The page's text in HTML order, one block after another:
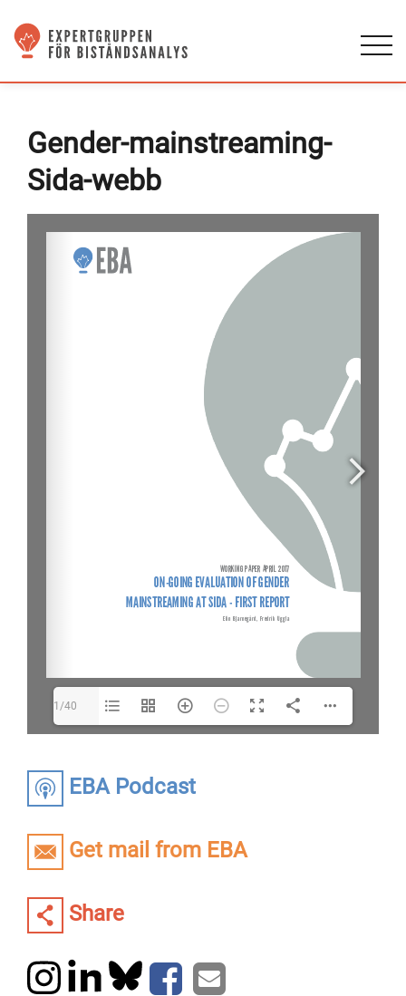
EBA Podcast
Get mail from EBA
Share
Gender-mainstreaming-
Sida-webb
1/40